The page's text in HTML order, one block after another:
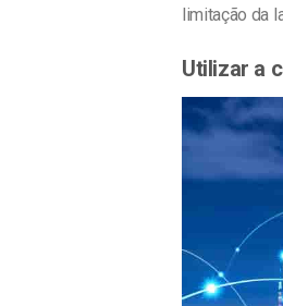
limitação da
Utilizar a